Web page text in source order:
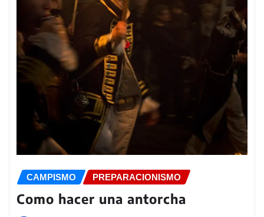
CAMPISMO PREPARACIONISMO
Como hacer una antorcha